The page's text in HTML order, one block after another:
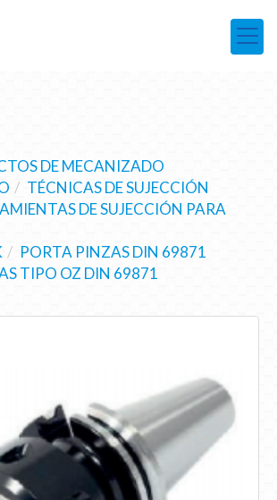
DE MECANIZADO
TÉCNICAS DE SUJECCIÓN
DE SUJECCIÓN PARA
PORTA PINZAS DIN 69871
TIPO OZ DIN 69871